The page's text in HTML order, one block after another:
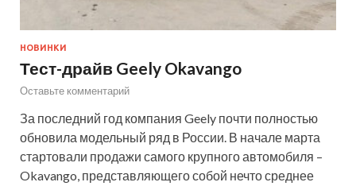
НОВИНКИ
Тест-драйв Geely Okavango
Оставьте комментарий
За последний год компания Geely почти полностью
обновила модельный ряд в России. В начале марта
стартовали продажи самого крупного автомобиля –
Okavango, представляющего собой нечто среднее